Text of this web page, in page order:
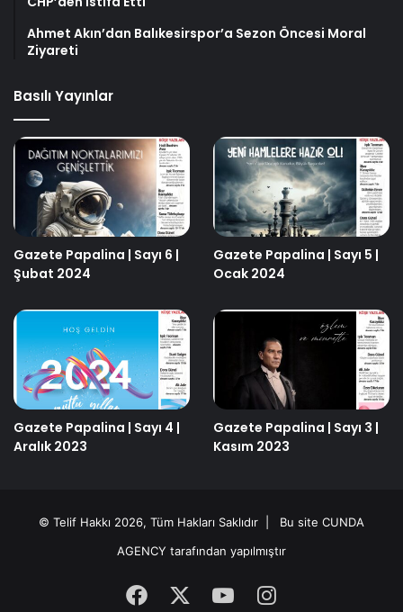
Ahmet Akın’dan Balıkesirspor’a Sezon Öncesi Moral
Ziyareti
Basılı Yayınlar
Gazete Papalina | Sayı 6 |
Şubat 2024
Gazete Papalina | Sayı 5 |
Ocak 2024
Gazete Papalina | Sayı 4 |
Aralık 2023
Gazete Papalina | Sayı 3 |
Kasım 2023
© Telif Hakkı 2026, Tüm Hakları Saklıdır | Bu site CUNDA
AGENCY tarafından yapılmıştır
FacebookYouTubeInstagram